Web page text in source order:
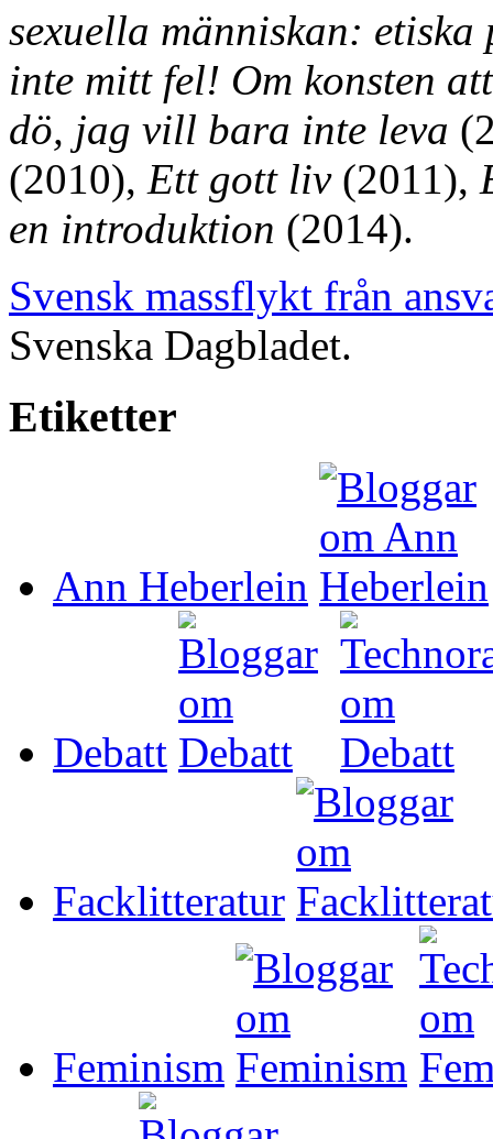
sexuella människan: etiska
inte mitt fel! Om konsten
dö, jag vill bara inte leva
(2010), Ett gott liv(2011),
en introduktion (2014).
Svensk massflykt från
Svenska Dagbladet.
Etiketter
Ann Heberlein
Debatt
Facklitteratur
Feminism